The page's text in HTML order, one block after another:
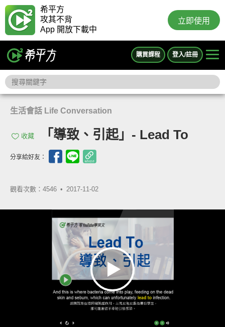
希平方
攻其不背
App 開放下載中
立即使用
購買課程 登入/註冊
生活會話 Life Conversation
收藏 「導致、引起」- Lead To
分享給好友：
觀看次數：4546 • 2017-11-02